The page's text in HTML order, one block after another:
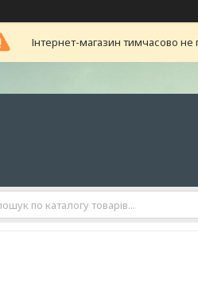
Інтернет-магазин тимчасово